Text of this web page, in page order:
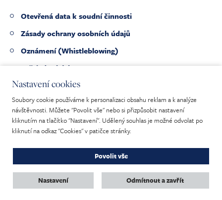
Otevřená data k soudní činnosti
Zásady ochrany osobních údajů
Oznámení (Whistleblowing)
Veřejné zakázky
Pracovní nabídky
Nabídka nepotřebného majetku
Prohlášení o přístupnosti|Cookies
Copyright © 2003 - 2026 Nejvyšší správní soud. Všechna práva vyhrazena.
Nastavení cookies
Soubory cookie používáme k personalizaci obsahu reklam a k analýze
návštěvnosti. Můžete "Povolit vše" nebo si přizpůsobit nastavení
kliknutím na tlačítko "Nastavení". Udělený souhlas je možné odvolat po
kliknutí na odkaz "Cookies" v patičce stránky.
Povolit vše
Nastavení Odmítnout a zavřít